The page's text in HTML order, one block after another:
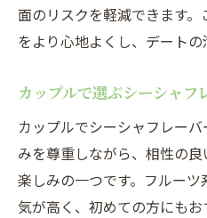
面のリスクを軽減できます
をより心地よくし、デートの
カップルで選ぶシーシャフ
カップルでシーシャフレー
みを尊重しながら、相性の
楽しみの一つです。フルー
気が高く、初めての方にもお